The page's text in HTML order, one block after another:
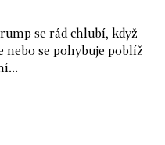
se rád chlubí, když
nebo se pohybuje poblíž